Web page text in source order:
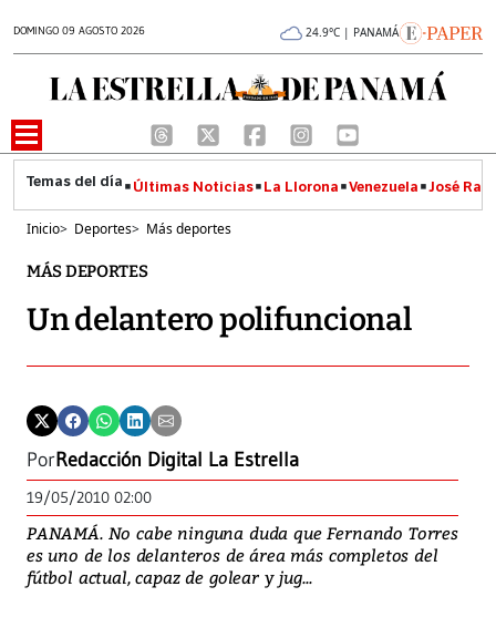
DOMINGO 09 AGOSTO 2026 24.9°C | PANAMÁ
Últimas Noticias La Llorona Venezuela José
Inicio> Deportes> Más deportes
MÁS DEPORTES
Un delantero polifuncional
PorRedacción Digital La Estrella
19/05/2010 02:00
PANAMÁ. No cabe ninguna duda que Fernando Torres
es uno de los delanteros de área más completos del
fútbol actual, capaz de golear y jug...